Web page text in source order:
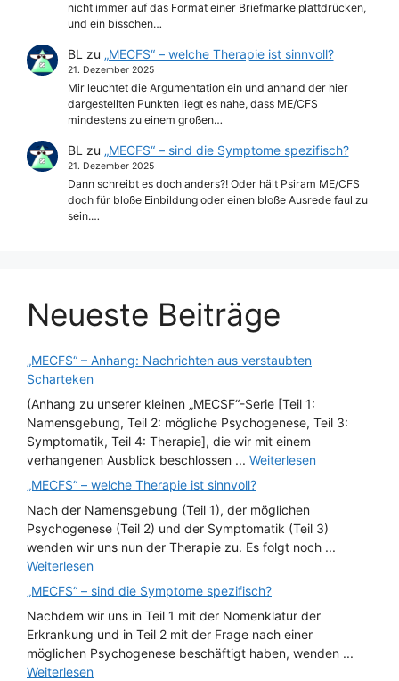
nicht immer auf das Format einer Briefmarke plattdrücken,
und ein bisschen…
BL zu „MECFS“ – welche Therapie ist sinnvoll?
21. Dezember 2025
Mir leuchtet die Argumentation ein und anhand der hier
dargestellten Punkten liegt es nahe, dass ME/CFS
mindestens zu einem großen…
BL zu „MECFS“ – sind die Symptome spezifisch?
21. Dezember 2025
Dann schreibt es doch anders?! Oder hält Psiram ME/CFS
doch für bloße Einbildung oder einen bloße Ausrede faul zu
sein.…
Neueste Beiträge
„MECFS“ – Anhang: Nachrichten aus verstaubten
Scharteken
(Anhang zu unserer kleinen „MECSF“-Serie [Teil 1:
Namensgebung, Teil 2: mögliche Psychogenese, Teil 3:
Symptomatik, Teil 4: Therapie], die wir mit einem
verhangenen Ausblick beschlossen ... Weiterlesen
„MECFS“ – welche Therapie ist sinnvoll?
Nach der Namensgebung (Teil 1), der möglichen
Psychogenese (Teil 2) und der Symptomatik (Teil 3)
wenden wir uns nun der Therapie zu. Es folgt noch ...
Weiterlesen
„MECFS“ – sind die Symptome spezifisch?
Nachdem wir uns in Teil 1 mit der Nomenklatur der
Erkrankung und in Teil 2 mit der Frage nach einer
möglichen Psychogenese beschäftigt haben, wenden ...
Weiterlesen